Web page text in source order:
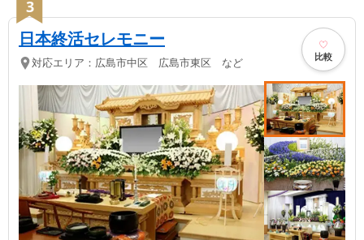
3
日本終活セレモニー
対応エリア： 広島市中区 広島市東区 など 比較